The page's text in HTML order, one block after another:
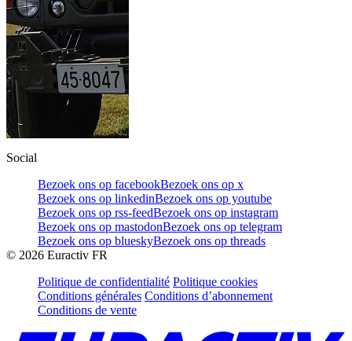
Social
Bezoek ons op facebookBezoek ons op x
Bezoek ons op linkedinBezoek ons op youtube
Bezoek ons op rss-feedBezoek ons op instagram
Bezoek ons op mastodonBezoek ons op telegram
Bezoek ons op blueskyBezoek ons op threads
© 2026 Euractiv FR
Politique de confidentialité Politique cookies
Conditions générales Conditions d’abonnement
Conditions de vente